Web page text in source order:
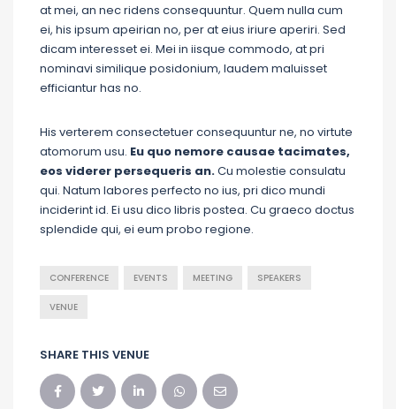
at mei, an nec ridens consequuntur. Quem nulla cum
ei, his ipsum apeirian no, per at eius iriure aperiri. Sed
dicam interesset ei. Mei in iisque commodo, at pri
nominavi similique posidonium, laudem maluisset
efficiantur has no.
His verterem consectetuer consequuntur ne, no virtute
atomorum usu. Eu quo nemore causae tacimates,
eos viderer persequeris an.Cu molestie consulatu
qui. Natum labores perfecto no ius, pri dico mundi
inciderint id. Ei usu dico libris postea. Cu graeco doctus
splendide qui, ei eum probo regione.
CONFERENCE EVENTS MEETING SPEAKERS
VENUE
SHARE THIS VENUE